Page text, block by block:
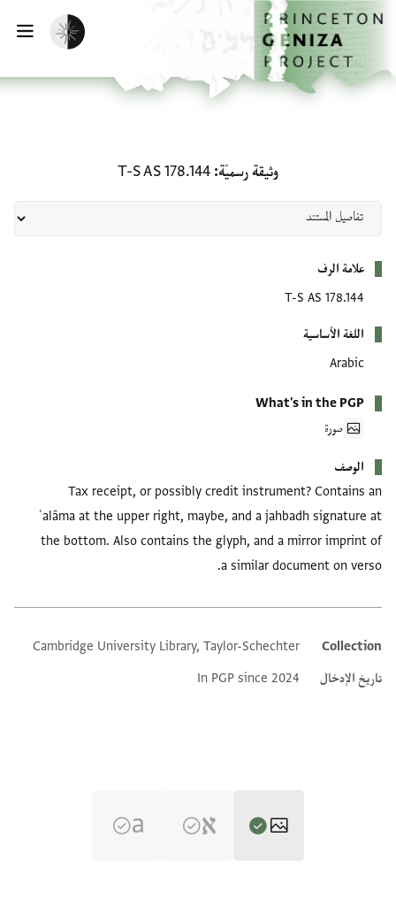
إلى المحتوى الرئيسي
الرئيسية
تفعيل الوضع المظلم
وثيقة رسميّة T-S AS 178.144
علامة الرف
T-S AS 178.144
اللغة الأساسية
Arabic
What's in the PGP
صورة
الوصف
Tax receipt, or possibly credit instrument? Contains an
ʿalāma at the upper right, maybe, and a jahbadh signature at
the bottom. Also contains the glyph, and a mirror imprint of
a similar document on verso.
Additional metadata
Collection
Cambridge University Library, Taylor-Schechter
تاريخ الإدخال
In PGP since 2024